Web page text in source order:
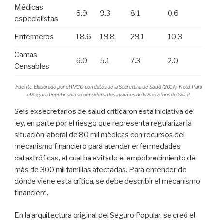
Médicas
especialistas
6.9 9.3 8.1 0.6
Enfermeros 18.6 19.8 29.1 10.3
Camas
Censables
6.0 5.1 7.3 2.0
Fuente: Elaborado por el IMCO con datos de la Secretaría de Salud (2017). Nota: Para
el Seguro Popular solo se consideran los insumos de la Secretaría de Salud.
Seis exsecretarios de salud criticaron esta iniciativa de
ley, en parte por el riesgo que representa regularizar la
situación laboral de 80 mil médicas con recursos del
mecanismo financiero para atender enfermedades
catastróficas, el cual ha evitado el empobrecimiento de
más de 300 mil familias afectadas. Para entender de
dónde viene esta crítica, se debe describir el mecanismo
financiero.
En la arquitectura original del Seguro Popular, se creó el